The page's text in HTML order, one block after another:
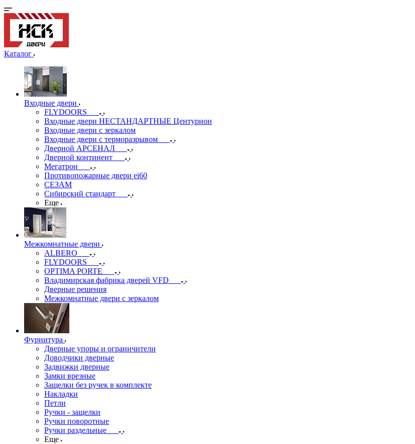
Каталог
Входные двери
FLYDOORS
Входные двери НЕСТАНДАРТНЫЕ Центурион
Входные двери с зеркалом
Входные двери с терморазрывом
Дверной АРСЕНАЛ
Дверной континент
Мегатрон
Противопожарные двери ei60
СЕЗАМ
Сибирский стандарт
Еще
Межкомнатные двери
ALBERO
FLYDOORS
OPTIMA PORTE
Владимирская фабрика дверей VFD
Дверные решения
Межкомнатные двери c зеркалом
Фурнитура
Дверные упоры и ограничители
Доводчики дверные
Задвижки дверные
Замки врезные
Защелки без ручек в комплекте
Накладки
Петли
Ручки - защелки
Ручки поворотные
Ручки раздельные
Еще